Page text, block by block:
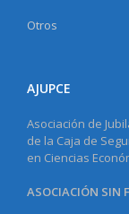
Otros
AJUPCE
Asociación de
de la Caja de
en Ciencias
ASOCIACIÓN SIN